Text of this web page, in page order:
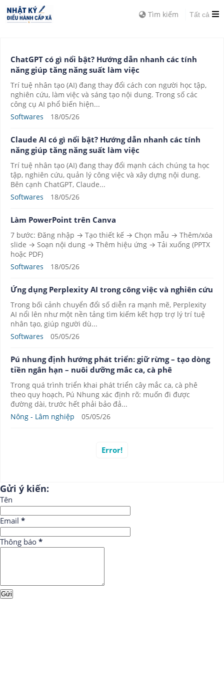
Tìm kiếm Tất cả
ChatGPT có gì nổi bật? Hướng dẫn nhanh các tính
năng giúp tăng năng suất làm việc
Trí tuệ nhân tạo (AI) đang thay đổi cách con người học tập,
nghiên cứu, làm việc và sáng tạo nội dung. Trong số các
công cụ AI phổ biến hiện...
Softwares
18/05/26
Claude AI có gì nổi bật? Hướng dẫn nhanh các tính
năng giúp tăng năng suất làm việc
Trí tuệ nhân tạo (AI) đang thay đổi mạnh cách chúng ta học
tập, nghiên cứu, quản lý công việc và xây dựng nội dung.
Bên cạnh ChatGPT, Claude...
Softwares
18/05/26
Làm PowerPoint trên Canva
7 bước: Đăng nhập → Tạo thiết kế → Chọn mẫu → Thêm/xóa
slide → Soạn nội dung → Thêm hiệu ứng → Tải xuống (PPTX
hoặc PDF)
Softwares
18/05/26
Ứng dụng Perplexity AI trong công việc và nghiên cứu
Trong bối cảnh chuyển đổi số diễn ra mạnh mẽ, Perplexity
AI nổi lên như một nền tảng tìm kiếm kết hợp trợ lý trí tuệ
nhân tạo, giúp người dù...
Softwares
05/05/26
Pú nhung định hướng phát triển: giữ rừng – tạo dòng
tiền ngắn hạn – nuôi dưỡng mắc ca, cà phê
Trong quá trình triển khai phát triển cây mắc ca, cà phê
theo quy hoạch, Pú Nhung xác định rõ: muốn đi được
đường dài, trước hết phải bảo đả...
Nông - Lâm nghiệp
05/05/26
Error!
Gửi ý kiến:
Tên
Email *
Thông báo *